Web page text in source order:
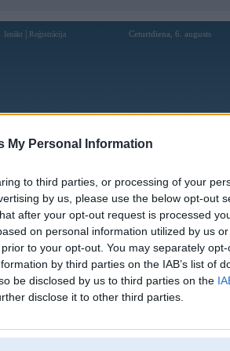
My Personal Information
to third parties, or processing of your
by us, please use the below opt-out
after your opt-out request is processed
on personal information utilized by us
to your opt-out. You may separately
by third parties on the IAB’s list of
be disclosed by us to third parties on the
disclose it to other third parties.
Ienākt Reģistrācija Ceturtdiena, 6. augusts
Reģistrācija Lietotāji
profils
Pēdējo reizi manīts: 15. Nov 2024, 16:19
23winphd
0
[Pēdējie ziņojumi forumā]